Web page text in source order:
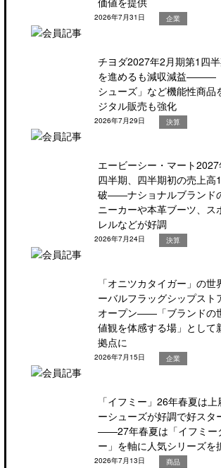
2026年7月31日 企業
チヨダ2027年2月期第1四
を進めるも減収減益―――
シューズ」など機能性商品
ジタル販売も強化
2026年7月29日 決算
エービーシー・マート2027
四半期、四半期初の売上高
破――ナショナルブランド
ニーカーや本革ブーツ、ス
レルなどが好調
2026年7月24日 決算
「オニツカタイガー」の世
ーバルフラッグシップスト
オープン――「ブランドの
値観を体感する場」として
拠点に
2026年7月15日 企業
「イフミー」26年春夏は
ーシューズが好調で好スタ
――27年春夏は「イフミー
ー」を軸に人気シリーズを
2026年7月13日 商品